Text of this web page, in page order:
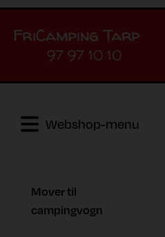
97 97 10 10
Webshop-menu
Mover til
campingvogn